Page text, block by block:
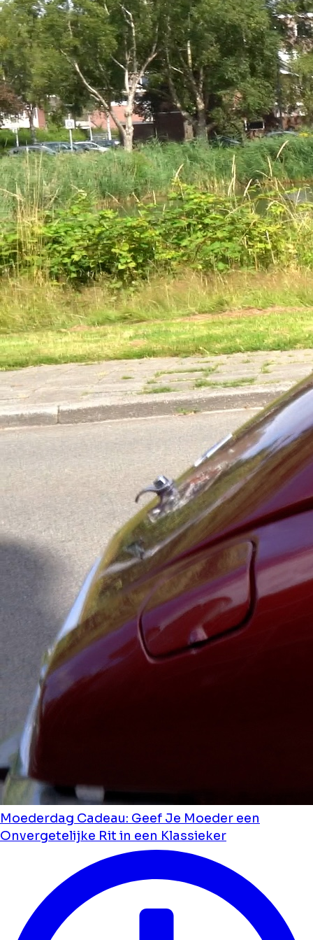
Moederdag Cadeau: Geef Je Moeder een
Onvergetelijke Rit in een Klassieker